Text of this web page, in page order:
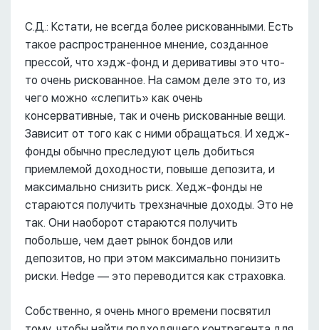
С.Д.: Кстати, не всегда более рискованными. Есть
такое распространенное мнение, созданное
прессой, что хэдж-фонд и деривативы это что-
то очень рискованное. На самом деле это то, из
чего можно «слепить» как очень
консервативные, так и очень рискованные вещи.
Зависит от того как с ними обращаться. И хедж-
фонды обычно преследуют цель добиться
приемлемой доходности, повыше депозита, и
максимально снизить риск. Хедж-фонды не
стараются получить трехзначные доходы. Это не
так. Они наоборот стараются получить
побольше, чем дает рынок бондов или
депозитов, но при этом максимально понизить
риски. Hedge –– это переводится как страховка.
Собственно, я очень много времени посвятил